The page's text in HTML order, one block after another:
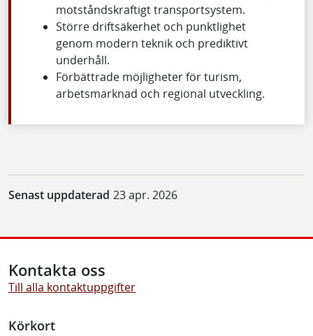
motståndskraftigt transportsystem.
Större driftsäkerhet och punktlighet
genom modern teknik och prediktivt
underhåll.
Förbättrade möjligheter för turism,
arbetsmarknad och regional utveckling.
Senast uppdaterad 23 apr. 2026
Kontakta oss
Till alla kontaktuppgifter
Körkort